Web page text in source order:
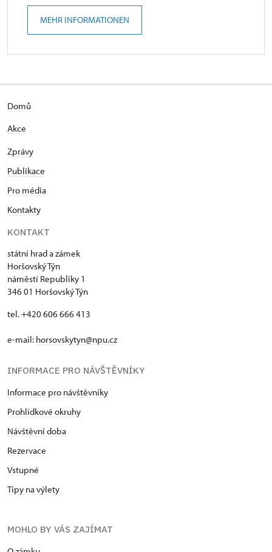
MEHR INFORMATIONEN
Domů
Akce
Zprávy
Publikace
Pro média
Kontakty
KONTAKT
státní hrad a zámek
Horšovský Týn
náměstí Republiky 1
346 01 Horšovský Týn
tel. +420 606 666 413
e-mail: horsovskytyn@npu.cz
INFORMACE PRO NÁVŠTĚVNÍKY
Informace pro návštěvníky
Prohlídkové okruhy
Návštěvní doba
Rezervace
Vstupné
Tipy na výlety
MOHLO BY VÁS ZAJÍMAT